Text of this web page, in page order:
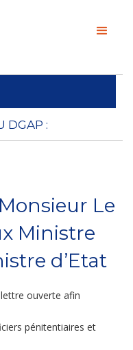
DGAP :
N'A PLUS
Le
Ministre
d’Etat
ouverte afin
pénitentiaires et